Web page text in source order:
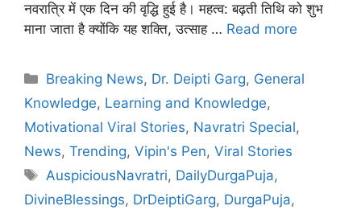
नवरात्रि में एक दिन की वृद्धि हुई है। महत्व: बढ़ती तिथि को शुभ
माना जाता है क्योंकि यह शक्ति, उत्साह … Read more
Categories
Breaking News, Dr. Deipti Garg, General
Knowledge, Learning and Knowledge,
Motivational Viral Stories, Navratri Special,
News, Trending, Vipin's Pen, Viral Stories
Tags
AuspiciousNavratri, DailyDurgaPuja,
DivineBlessings, DrDeiptiGarg, DurgaPuja,